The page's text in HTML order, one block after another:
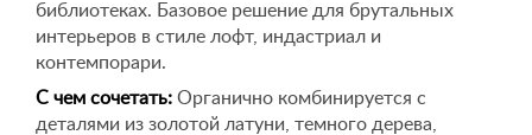
библиотеках. Базовое решение для брутальных
интерьеров в стиле лофт, индастриал и
контемпорари.
С чем сочетать: Органично комбинируется с
деталями из золотой латуни, темного дерева,